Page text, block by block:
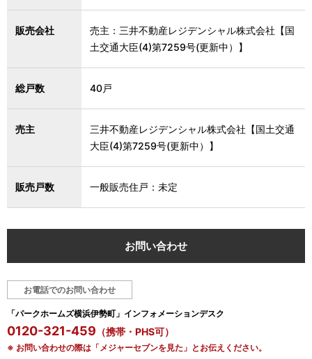
販売会社
売主：三井不動産レジデンシャル株式会社【国
土交通大臣(4)第7259号(更新中）】
総戸数 40戸
売主
三井不動産レジデンシャル株式会社【国土交通
大臣(4)第7259号(更新中）】
販売戸数 一般販売住戸：未定
お問い合わせ
お電話でのお問い合わせ
「パークホームズ横浜伊勢町」インフォメーションデスク
0120-321-459 （携帯・PHS可）
※ お問い合わせの際は「メジャーセブンを見た」とお伝えください。